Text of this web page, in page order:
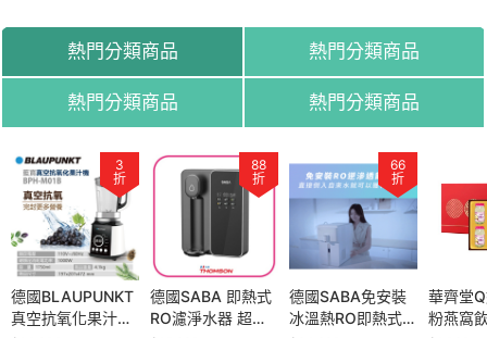
機
熱門分類商品 熱門分類商品
熱門分類商品 熱門分類商品
3
折
德國BLAUPUNKT
真空抗氧化果汁機
88
折
德國SABA 即熱式
RO濾淨水器 超薄
66
折
德國SABA免安裝
冰溫熱RO即熱式開
華齊堂
粉燕窩
79
折
平廣角
折
法國THOMSON
藍牙3D擺頭14吋
57
折
德國BLAUPUNKT
獨特螺旋式循環扇
【THOMSON】7
吋氣旋空氣循環扇
德國
貴婦養